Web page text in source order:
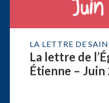
LA LETTRE DE
La lettre de
Étienne – Juin